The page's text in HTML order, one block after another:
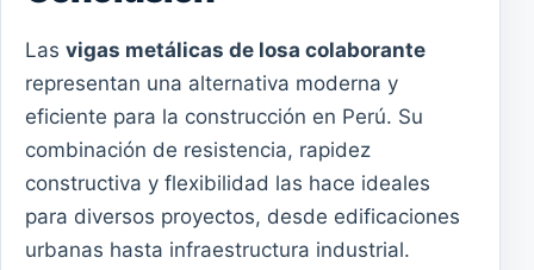
Las vigas metálicas de losa colaborante
representan una alternativa moderna y
eficiente para la construcción en Perú. Su
combinación de resistencia, rapidez
constructiva y flexibilidad las hace ideales
para diversos proyectos, desde edificaciones
urbanas hasta infraestructura industrial.